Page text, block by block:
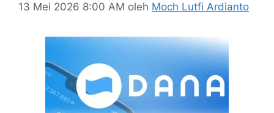
13 Mei 2026 8:00 AM oleh Moch Lutfi Ardianto